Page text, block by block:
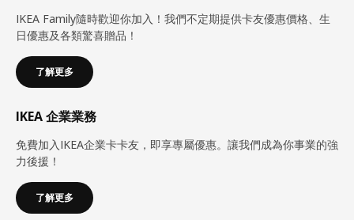
IKEA Family隨時歡迎你加入！我們不定期提供卡友優惠價格、生
日優惠及各類驚喜贈品！
了解更多
IKEA 企業業務
免費加入IKEA企業卡卡友，即享專屬優惠。讓我們成為你事業的強
力後援！
了解更多